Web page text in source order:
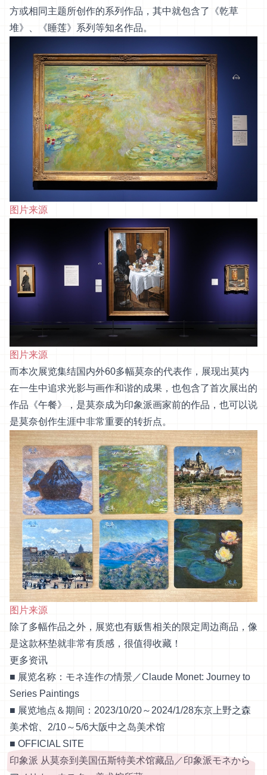
方或相同主题所创作的系列作品，其中就包含了《乾草
堆》、《睡莲》系列等知名作品。
图片来源
图片来源
而本次展览集结国内外60多幅莫奈的代表作，展现出莫内
在一生中追求光影与画作和谐的成果，也包含了首次展出的
作品《午餐》，是莫奈成为印象派画家前的作品，也可以说
是莫奈创作生涯中非常重要的转折点。
图片来源
除了多幅作品之外，展览也有贩售相关的限定周边商品，像
是这款杯垫就非常有质感，很值得收藏！
更多资讯
■ 展览名称：モネ连作の情景／Claude Monet: Journey to
Series Paintings
■ 展览地点＆期间：2023/10/20～2024/1/28东京上野之森
美术馆、2/10～5/6大阪中之岛美术馆
■ OFFICIAL SITE
印象派 从莫奈到美国伍斯特美术馆藏品／印象派モネから